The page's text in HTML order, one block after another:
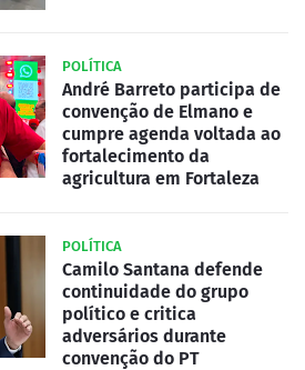
POLÍTICA
André Barreto participa de
convenção de Elmano e
cumpre agenda voltada ao
fortalecimento da
agricultura em Fortaleza
POLÍTICA
Camilo Santana defende
continuidade do grupo
político e critica
adversários durante
convenção do PT